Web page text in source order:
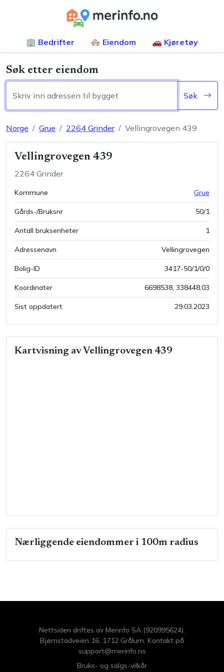
🏢 Bedrifter 🏘️ Eiendom 🚗 Kjøretøy
Søk etter eiendom
Søk
Norge Grue 2264 Grinder Vellingrovegen 439
Vellingrovegen 439
2264 Grinder
Kommune Grue
Gårds-/Bruksnr 50/1
Antall bruksenheter 1
Adressenavn Vellingrovegen
Bolig-ID 3417-50/1/0/0
Koordinater 6698538, 338448,03
Sist oppdatert 29.03.2023
Kartvisning av Vellingrovegen 439
Nærliggende eiendommer i 100m radius
Nettsiden driftes av Merinfo SA (920995624).
Bjørnstadveien 16, 1712 Grålum. Kontakt på
support@merinfo.no
Bruks- og salgs-vilkår